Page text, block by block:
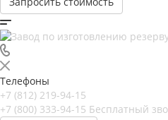
Телефоны
+7 (812) 219-94-15
+7 (800) 333-94-15 Бесплатный